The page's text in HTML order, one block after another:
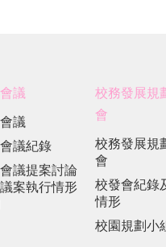
議
議
議紀錄
議提案討論
案執行情形
校務發展規
會
校務發展規
會
校發會紀錄
情形
校園規劃小